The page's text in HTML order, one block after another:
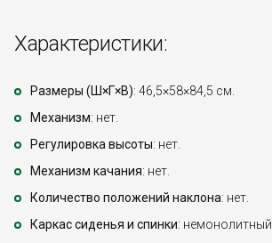
Характеристики:
Размеры (Ш×Г×В): 46,5×58×84,5 см.
Механизм: нет.
Регулировка высоты: нет.
Механизм качания: нет.
Количество положений наклона: нет.
Каркас сиденья и спинки: немонолитный.